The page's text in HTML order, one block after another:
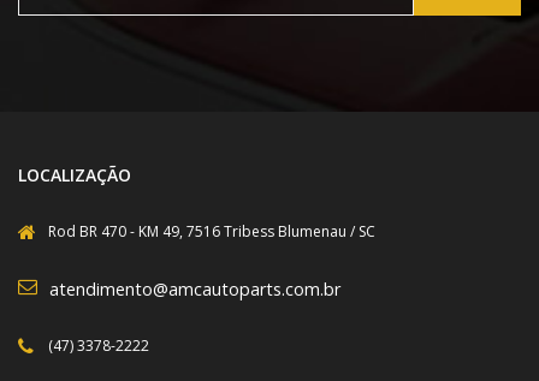
LOCALIZAÇÃO
Rod BR 470 - KM 49, 7516 Tribess Blumenau / SC
atendimento@amcautoparts.com.br
(47) 3378-2222